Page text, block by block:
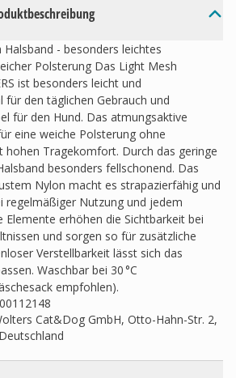
Halsband - besonders leichtes
Polsterung Das Light Mesh
ist besonders leicht und
für den täglichen Gebrauch und
für den Hund. Das atmungsaktive
eine weiche Polsterung ohne
hohen Tragekomfort. Durch das geringe
besonders fellschonend. Das
Nylon macht es strapazierfähig und
regelmäßiger Nutzung und jedem
Elemente erhöhen die Sichtbarkeit bei
und sorgen so für zusätzliche
Verstellbarkeit lässt sich das
Waschbar bei 30 °C
empfohlen).
Cat&Dog GmbH, Otto-Hahn-Str. 2,